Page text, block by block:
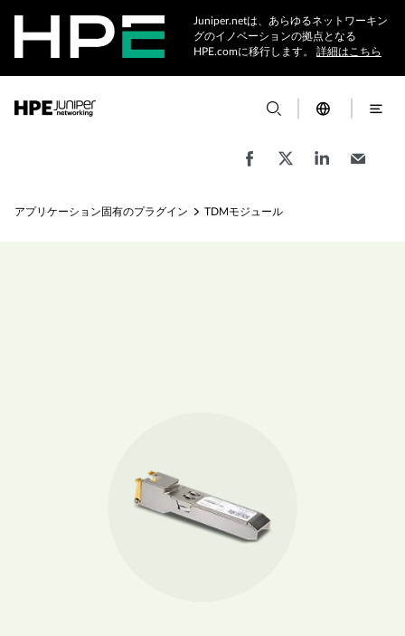
Juniper.netは、あらゆるネットワーキン
グのイノベーションの拠点となる
HPE.comに移行します。 詳細はこちら
アプリケーション固有のプラグイン TDMモジュール